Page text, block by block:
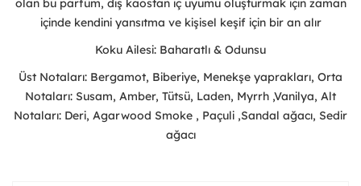
olan bu parfüm, dış kaostan iç uyumu oluşturmak için zaman
içinde kendini yansıtma ve kişisel keşif için bir an alır
Koku Ailesi: Baharatlı & Odunsu
Üst Notaları: Bergamot, Biberiye, Menekşe yaprakları, Orta
Notaları: Susam, Amber, Tütsü, Laden, Myrrh ,Vanilya, Alt
Notaları: Deri, Agarwood Smoke , Paçuli ,Sandal ağacı, Sedir
ağacı